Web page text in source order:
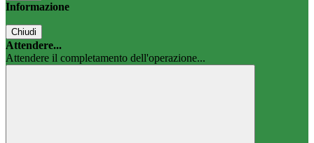
Informazione
Chiudi
Attendere...
Attendere il completamento dell'operazione...